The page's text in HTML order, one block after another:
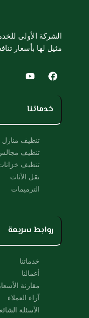
الشركة الأولى
مثيل لها بأسعار
F
a
b
o
Y
o
u
e
خدماتنا
تنظيف منازل
تنظيف
تنظيف
نقل الأثاث
الترميمات
روابط سريعة
خدماتنا
أعمالنا
مقارنة الأسعار
آراء العملاء
الأسئلة